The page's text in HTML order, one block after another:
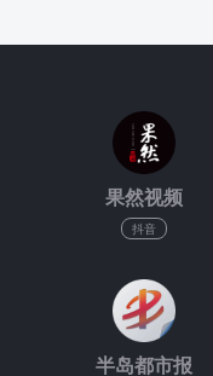
果然视频
抖音
半岛都市报